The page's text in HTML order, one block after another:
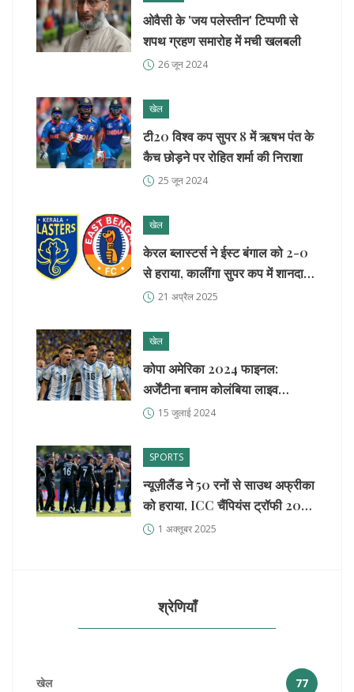
ओवैसी के 'जय पलेस्तीन' टिप्पणी से
शपथ ग्रहण समारोह में मची खलबली
26 जून 2024
खेल
टी20 विश्व कप सुपर 8 में ऋषभ पंत के
कैच छोड़ने पर रोहित शर्मा की निराशा
25 जून 2024
खेल
केरल ब्लास्टर्स ने ईस्ट बंगाल को 2-0
से हराया, कालींगा सुपर कप में शानदार
शुरुआत
21 अप्रैल 2025
खेल
कोपा अमेरिका 2024 फाइनल:
अर्जेंटीना बनाम कोलंबिया लाइव
अपडेट्स
15 जुलाई 2024
SPORTS
न्यूज़ीलैंड ने 50 रनों से साउथ अफ्रीका
को हराया, ICC चैंपियंस ट्रॉफी 2025
फाइनल में पहुँचा
1 अक्तूबर 2025
श्रेणियाँ
खेल 77